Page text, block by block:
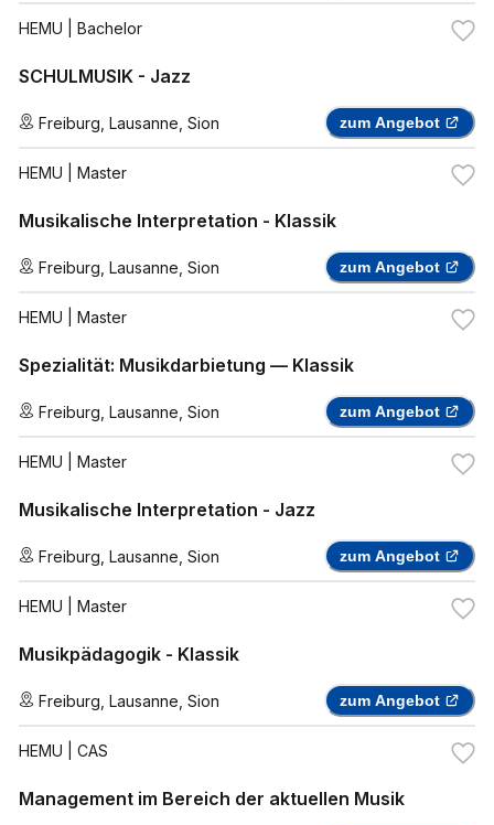
HEMU | Bachelor
SCHULMUSIK - Jazz
Freiburg Lausanne Sion zum Angebot
HEMU | Master
Musikalische Interpretation - Klassik
Freiburg Lausanne Sion zum Angebot
HEMU | Master
Spezialität: Musikdarbietung — Klassik
Freiburg Lausanne Sion zum Angebot
HEMU | Master
Musikalische Interpretation - Jazz
Freiburg Lausanne Sion zum Angebot
HEMU | Master
Musikpädagogik - Klassik
Freiburg Lausanne Sion zum Angebot
HEMU | CAS
Management im Bereich der aktuellen Musik